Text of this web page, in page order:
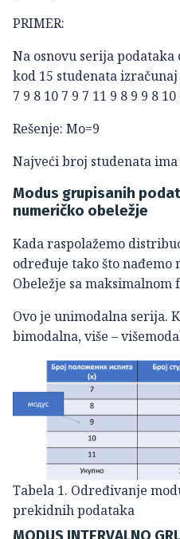
PRIMER:
Na osnovu serija
kod 15 studenata izračunaj
7 9 8 10 7 9 7 11 9 8 9 9 8 10
Rešenje: Mo=9
Najveći broj studenata
Modus grupisanih
numeričko obeležje
Kada raspolažemo
određuje tako što
Obeležje sa
Ovo je unimodalna serija.
bimodalna, više –
Tabela 1. Određivanje
prekidnih podataka